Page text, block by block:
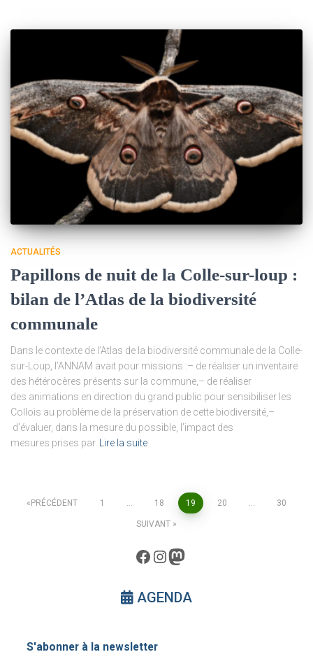
ACTUALITÉS
Papillons de nuit de la Colle-sur-loup :
bilan de l’Atlas de la biodiversité
communale
Dans le contexte de l’Atlas de la biodiversité communale de la Colle-
sur-Loup, l’ANNAM avait pour missions :– de réaliser un inventaire
des hétérocères présents sur la commune,– de réaliser
des animations en direction du grand public pour sensibiliser les
Collois au problème de la préservation de cette biodiversité,–
d’évaluer, dans la mesure du possible, l’impact des
mesures prises par Lire la suite
Pagination
PRÉCÉDENT 1 18 19 20 30
SUIVANT
Facebook InstagramMastodon
AGENDA
S'abonner à la newsletter